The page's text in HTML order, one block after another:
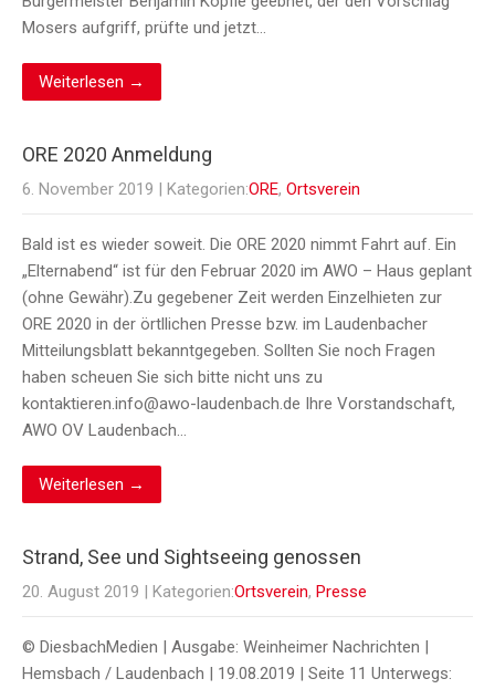
Mosers aufgriff, prüfte und jetzt…
Weiterlesen →
ORE 2020 Anmeldung
6. November 2019 | Kategorien:ORE, Ortsverein
Bald ist es wieder soweit. Die ORE 2020 nimmt Fahrt auf. Ein
„Elternabend“ ist für den Februar 2020 im AWO – Haus geplant
(ohne Gewähr).Zu gegebener Zeit werden Einzelhieten zur
ORE 2020 in der örtllichen Presse bzw. im Laudenbacher
Mitteilungsblatt bekanntgegeben. Sollten Sie noch Fragen
haben scheuen Sie sich bitte nicht uns zu
kontaktieren.info@awo-laudenbach.de Ihre Vorstandschaft,
AWO OV Laudenbach…
Weiterlesen →
Strand, See und Sightseeing genossen
20. August 2019 | Kategorien:Ortsverein, Presse
© DiesbachMedien | Ausgabe: Weinheimer Nachrichten |
Hemsbach / Laudenbach | 19.08.2019 | Seite 11 Unterwegs: